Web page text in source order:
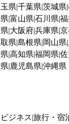
県 千葉県 茨城県
富山県 石川県
大阪府兵庫県
県 島根県 岡山県
高知県 福岡県
鹿児島県 沖縄県
ビジネス 旅行・宿